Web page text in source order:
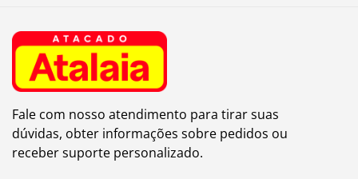
Fale com nosso atendimento para tirar suas
dúvidas, obter informações sobre pedidos ou
receber suporte personalizado.